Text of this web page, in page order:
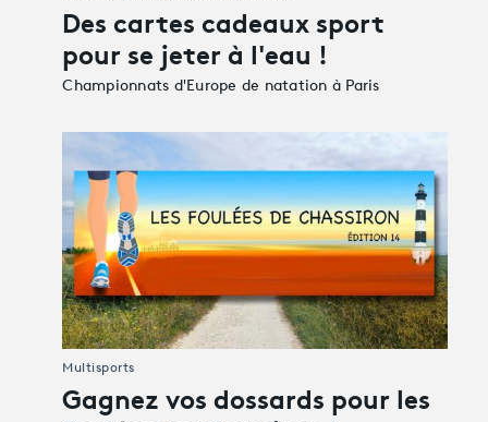
Des cartes cadeaux sport
pour se jeter à l'eau !
Championnats d'Europe de natation à Paris
Gagnez vos dossards pour les
Multisports